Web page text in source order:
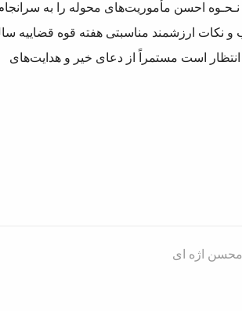
احسن مأموریت‌های محوله را به
و نکات ارزشمند مناسبتی هفته قوه قضاییه
انتظار است مستمراً از دعای خیر و هدایت‌های
محسن اژه ای